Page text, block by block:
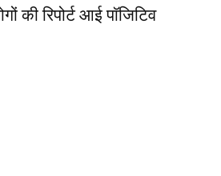
की रिपोर्ट आई पाॅजिटिव